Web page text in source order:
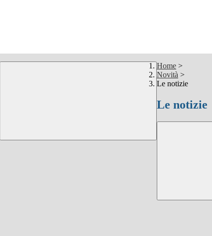
Home >
Novità >
Le notizie
Le notizie